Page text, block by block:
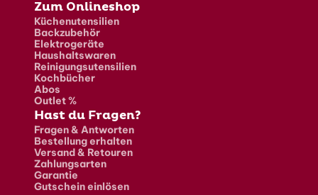
Zum Onlineshop
Küchenutensilien
Backzubehör
Elektrogeräte
Haushaltswaren
Reinigungsutensilien
Kochbücher
Abos
Outlet %
Hast du Fragen?
Fragen & Antworten
Bestellung erhalten
Versand & Retouren
Zahlungsarten
Garantie
Gutschein einlösen